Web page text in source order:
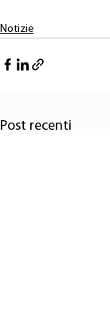
Notizie
Post recenti